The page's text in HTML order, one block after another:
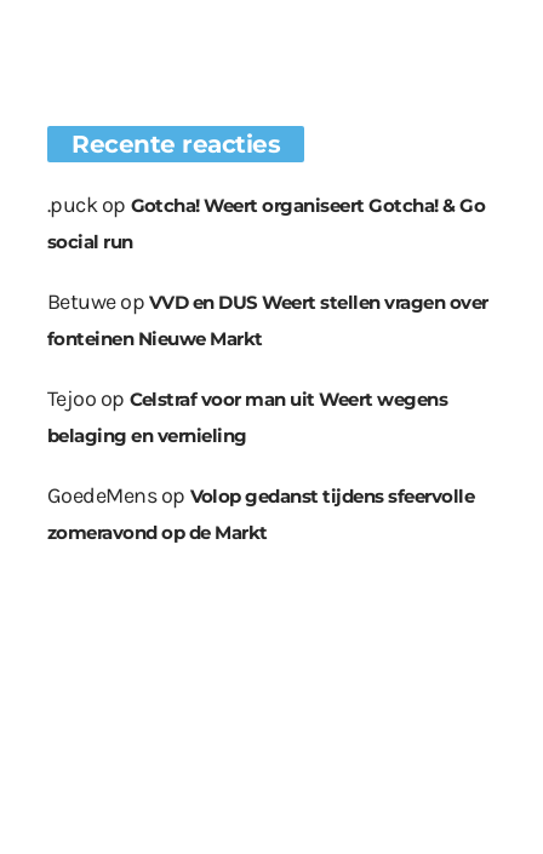
Recente reacties
.puckop Gotcha! Weert organiseert Gotcha! & Go
social run
Betuweop VVD en DUS Weert stellen vragen over
fonteinen Nieuwe Markt
Tejoo op Celstraf voor man uit Weert wegens
belaging en vernieling
GoedeMensop Volop gedanst tijdens sfeervolle
zomeravond op de Markt